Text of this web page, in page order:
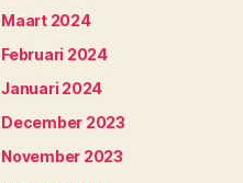
Maart 2024
Februari 2024
Januari 2024
December 2023
November 2023